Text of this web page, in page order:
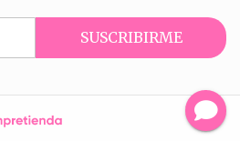
SUSCRIBIRME